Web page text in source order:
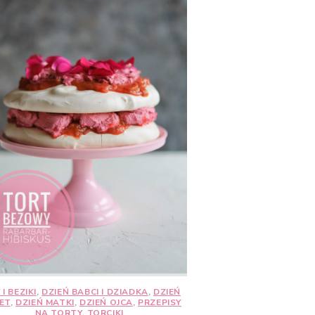
I BEZIKI, DZIEŃ BABCI I DZIADKA, DZIEŃ
, DZIEŃ MATKI, DZIEŃ OJCA, PRZEPISY